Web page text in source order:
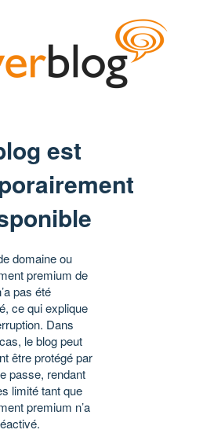
est
domaine ou
premium de
pas été
ce qui explique
Dans
le blog peut
être protégé par
passe, rendant
limité tant que
premium n’a